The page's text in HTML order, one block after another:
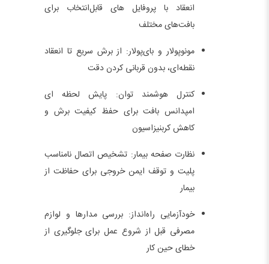
انعقاد با پروفایل‌ های قابل‌انتخاب برای
بافت‌های مختلف
مونوپولار و بای‌پولار: از برش سریع تا انعقاد
نقطه‌ای، بدون قربانی کردن دقت
کنترل هوشمند توان: پایش لحظه‌ ای
امپدانس بافت برای حفظ کیفیت برش و
کاهش کربنیزاسیون
نظارت صفحه بیمار: تشخیص اتصال نامناسب
پلیت و توقف ایمن خروجی برای حفاظت از
بیمار
خودآزمایی راه‌انداز: بررسی مدارها و لوازم
مصرفی قبل از شروع عمل برای جلوگیری از
خطای حین کار